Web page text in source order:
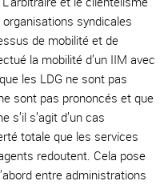
syndicales
de mobilité et de
la mobilité d’un IIM avec
les LDG ne sont pas
sont pas prononcés et que
s’il s’agit d’un cas
totale que les services
redoutent. Cela pose
entre administrations